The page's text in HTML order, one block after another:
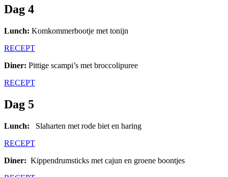
Dag 4
Lunch: Komkommerbootje met tonijn
RECEPT
Diner: Pittige scampi’s met broccolipuree
RECEPT
Dag 5
Lunch:
Slaharten met rode biet en haring
RECEPT
Diner: Kippendrumsticks met cajun en groene boontjes